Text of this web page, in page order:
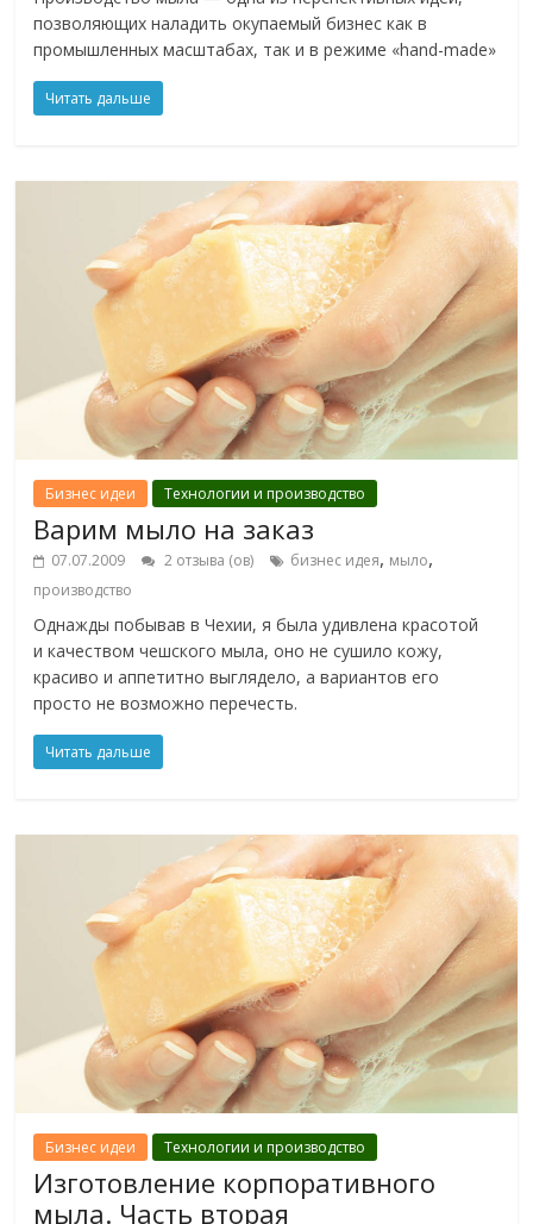
позволяющих наладить окупаемый бизнес как в
промышленных масштабах, так и в режиме «hand-made»
Читать дальше
Бизнес идеи Технологии и производство
Варим мыло на заказ
07.07.2009 2 отзыва (ов) бизнес идея, мыло,
производство
Однажды побывав в Чехии, я была удивлена красотой
и качеством чешского мыла, оно не сушило кожу,
красиво и аппетитно выглядело, а вариантов его
просто не возможно перечесть.
Читать дальше
Бизнес идеи Технологии и производство
Изготовление корпоративного
мыла. Часть вторая